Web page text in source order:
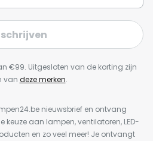
€99. Uitgesloten van de korting zijn
van deze merken.
nieuwsbrief en ontvang
aan lampen, ventilatoren, LED-
en zo veel meer! Je ontvangt